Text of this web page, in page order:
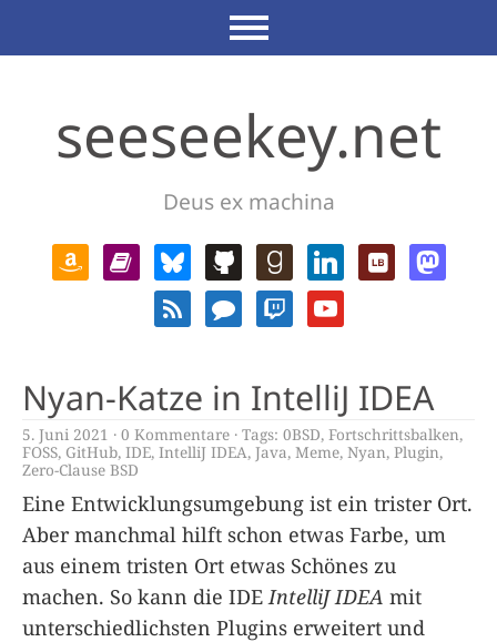
seeseekey.net
Deus ex machina
Nyan-Katze in IntelliJ IDEA
5. Juni 2021 0 Kommentare Tags: 0BSD, Fortschrittsbalken,
FOSS, GitHub, IDE, IntelliJ IDEA, Java, Meme, Nyan, Plugin,
Zero-Clause BSD
Eine Entwicklungsumgebung ist ein trister Ort.
Aber manchmal hilft schon etwas Farbe, um
aus einem tristen Ort etwas Schönes zu
machen. So kann die IDE IntelliJ IDEA mit
unterschiedlichsten Plugins erweitert und